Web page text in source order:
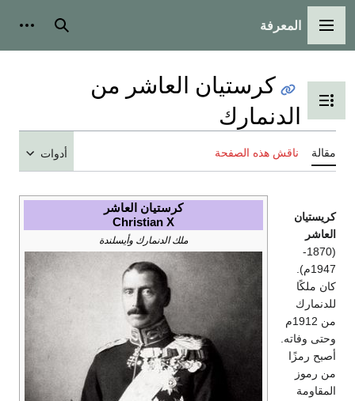
القائمة الرئيسية
المعرفة بحث
تبديل عرض جدول المحتويات
كرستيان العاشر من
الدنمارك
مقالة ناقش هذه الصفحة أدوات
كرستيان العاشر
Christian X
ملك الدنمارك وأيسلندة
كريستيان
العاشر
(1870-
1947م).
كان ملكًا
للدنمارك
من 1912م
وحتى وفاته.
أصبح رمزًا
من رموز
المقاومة